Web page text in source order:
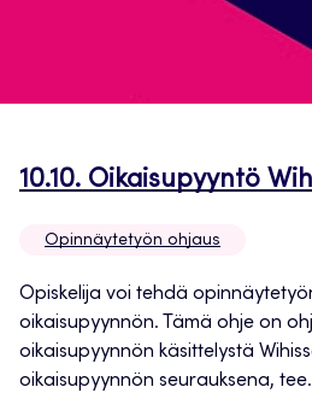
10.10. Oikaisupyyntö
Opinnäytetyön ohjaus
Opiskelija voi tehdä
oikaisupyynnön. Tämä ohje on
oikaisupyynnön käsittelystä
oikaisupyynnön seurauksena,